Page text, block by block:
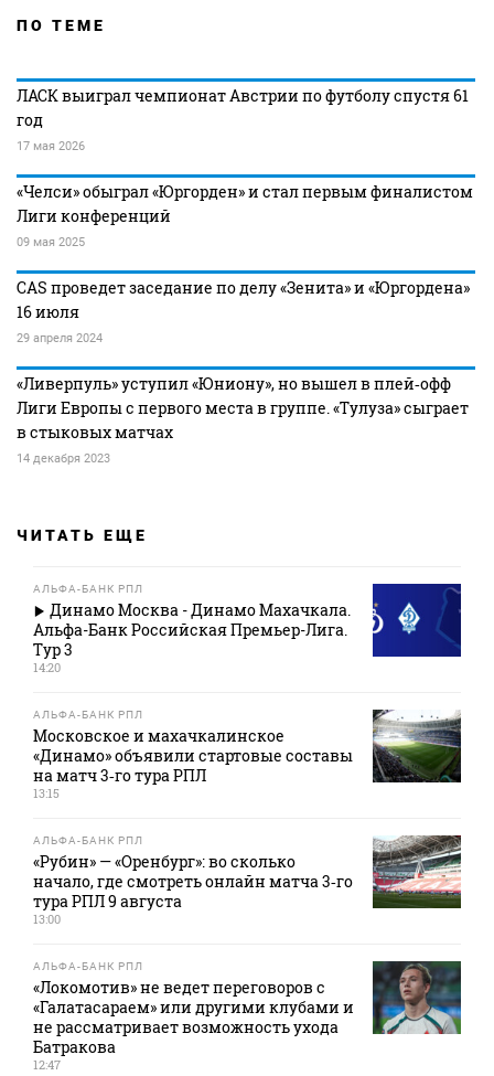
ПО ТЕМЕ
ЛАСК выиграл чемпионат Австрии по футболу спустя 61
год
17 мая 2026
«Челси» обыграл «Юргорден» и стал первым финалистом
Лиги конференций
09 мая 2025
CAS проведет заседание по делу «Зенита» и «Юргордена»
16 июля
29 апреля 2024
«Ливерпуль» уступил «Юниону», но вышел в плей‑офф
Лиги Европы с первого места в группе. «Тулуза» сыграет
в стыковых матчах
14 декабря 2023
ЧИТАТЬ ЕЩЕ
АЛЬФА-БАНК РПЛ
Динамо Москва - Динамо Махачкала.
Альфа-Банк Российская Премьер-Лига.
Тур 3
14:20
АЛЬФА-БАНК РПЛ
Московское и махачкалинское
«Динамо» объявили стартовые составы
на матч 3‑го тура РПЛ
13:15
АЛЬФА-БАНК РПЛ
«Рубин» — «Оренбург»: во сколько
начало, где смотреть онлайн матча 3‑го
тура РПЛ 9 августа
13:00
АЛЬФА-БАНК РПЛ
«Локомотив» не ведет переговоров с
«Галатасараем» или другими клубами и
не рассматривает возможность ухода
Батракова
12:47